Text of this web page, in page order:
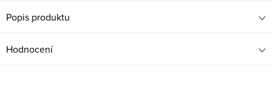
Popis produktu
Hodnocení